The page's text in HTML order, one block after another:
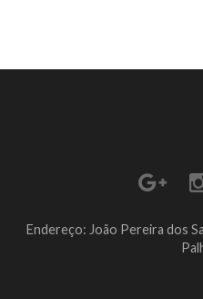
Endereço: João Pereira dos